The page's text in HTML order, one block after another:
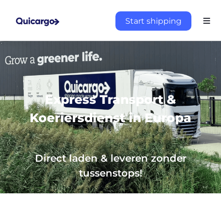
Start shipping
Express Transport &
Koeriersdienst in Europa
Direct laden & leveren zonder
tussenstops!